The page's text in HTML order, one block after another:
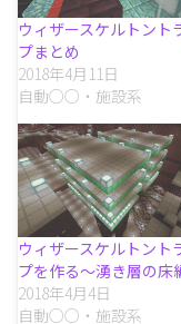
ウィザースケルトント
プまとめ
2018年4月11日
自動○○・施設系
ウィザースケルトント
プを作る～湧き層の床
2018年4月4日
自動○○・施設系